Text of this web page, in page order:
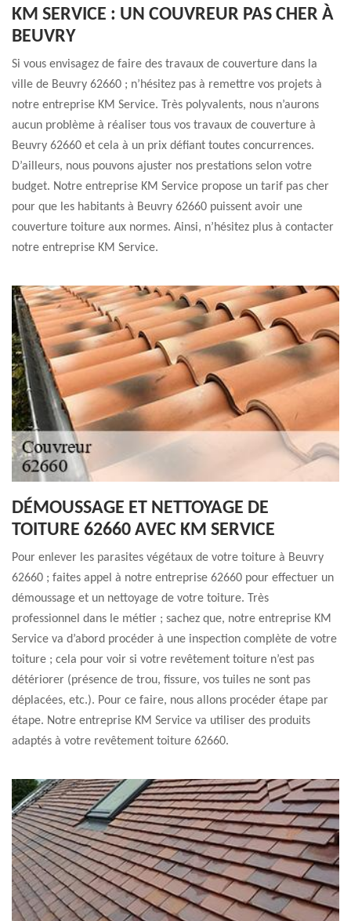
KM SERVICE : UN COUVREUR PAS CHER À
BEUVRY
Si vous envisagez de faire des travaux de couverture dans la
ville de Beuvry 62660 ; n’hésitez pas à remettre vos projets à
notre entreprise KM Service. Très polyvalents, nous n’aurons
aucun problème à réaliser tous vos travaux de couverture à
Beuvry 62660 et cela à un prix défiant toutes concurrences.
D’ailleurs, nous pouvons ajuster nos prestations selon votre
budget. Notre entreprise KM Service propose un tarif pas cher
pour que les habitants à Beuvry 62660 puissent avoir une
couverture toiture aux normes. Ainsi, n’hésitez plus à contacter
notre entreprise KM Service.
DÉMOUSSAGE ET NETTOYAGE DE
TOITURE 62660 AVEC KM SERVICE
Pour enlever les parasites végétaux de votre toiture à Beuvry
62660 ; faites appel à notre entreprise 62660 pour effectuer un
démoussage et un nettoyage de votre toiture. Très
professionnel dans le métier ; sachez que, notre entreprise KM
Service va d’abord procéder à une inspection complète de votre
toiture ; cela pour voir si votre revêtement toiture n’est pas
détériorer (présence de trou, fissure, vos tuiles ne sont pas
déplacées, etc.). Pour ce faire, nous allons procéder étape par
étape. Notre entreprise KM Service va utiliser des produits
adaptés à votre revêtement toiture 62660.